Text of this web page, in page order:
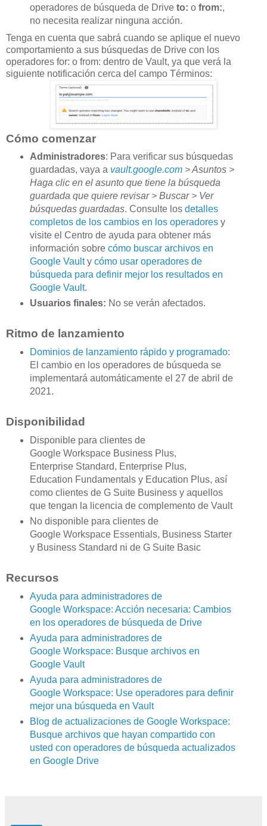
operadores de búsqueda de Drive to: o from:,
no necesita realizar ninguna acción.
Tenga en cuenta que sabrá cuando se aplique el nuevo
comportamiento a sus búsquedas de Drive con los
operadores for: o from: dentro de Vault, ya que verá la
siguiente notificación cerca del campo Términos:
Cómo comenzar
Administradores: Para verificar sus búsquedas
guardadas, vaya a vault.google.com> Asuntos >
Haga clic en el asunto que tiene la búsqueda
guardada que quiere revisar > Buscar > Ver
búsquedas guardadas. Consulte los detalles
completos de los cambios en los operadoresy
visite el Centro de ayuda para obtener más
información sobre cómo buscar archivos en
Google Vaulty cómo usar operadores de
búsqueda para definir mejor los resultados en
Google Vault.
Usuarios finales: No se verán afectados.
Ritmo de lanzamiento
Dominios de lanzamiento rápido y programado:
El cambio en los operadores de búsqueda se
implementará automáticamente el 27 de abril de
2021.
Disponibilidad
Disponible para clientes de
Google Workspace Business Plus,
Enterprise Standard, Enterprise Plus,
Education Fundamentals y Education Plus, así
como clientes de G Suite Business y aquellos
que tengan la licencia de complemento de Vault
No disponible para clientes de
Google Workspace Essentials, Business Starter
y Business Standard ni de G Suite Basic
Recursos
Ayuda para administradores de
Google Workspace: Acción necesaria: Cambios
en los operadores de búsqueda de Drive
Ayuda para administradores de
Google Workspace: Busque archivos en
Google Vault
Ayuda para administradores de
Google Workspace: Use operadores para definir
mejor una búsqueda en Vault
Blog de actualizaciones de Google Workspace:
Busque archivos que hayan compartido con
usted con operadores de búsqueda actualizados
en Google Drive